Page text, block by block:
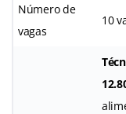
Número de
vagas
10